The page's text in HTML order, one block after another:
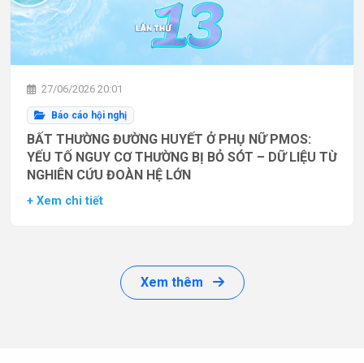
27/06/2026 20:01
Báo cáo hội nghị
BẤT THƯỜNG ĐƯỜNG HUYẾT Ở PHỤ NỮ PMOS:
YẾU TỐ NGUY CƠ THƯỜNG BỊ BỎ SÓT – DỮ LIỆU TỪ
NGHIÊN CỨU ĐOÀN HỆ LỚN
+ Xem chi tiết
Xem thêm